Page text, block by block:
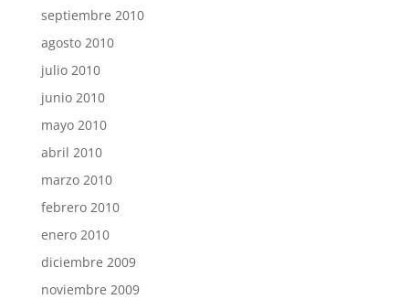
septiembre 2010
agosto 2010
julio 2010
junio 2010
mayo 2010
abril 2010
marzo 2010
febrero 2010
enero 2010
diciembre 2009
noviembre 2009